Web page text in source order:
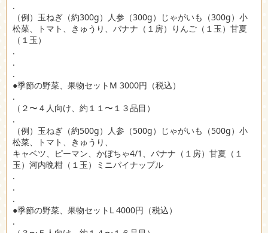
.
（例）玉ねぎ（約300g）人参（300g）じゃがいも（300g）小
松菜、トマト、きゅうり、バナナ（１房）りんご（１玉）甘夏
（１玉）
.
.
.
●季節の野菜、果物セットM 3000円（税込）
.
（２〜４人向け、約１１〜１３品目）
.
（例）玉ねぎ（約500g）人参（500g）じゃがいも（500g）小
松菜、トマト、きゅうり、
キャベツ、ピーマン、かぼちゃ4/1、バナナ（１房）甘夏（１
玉）河内晩柑（１玉）ミニパイナップル
.
.
.
●季節の野菜、果物セットL 4000円（税込）
.